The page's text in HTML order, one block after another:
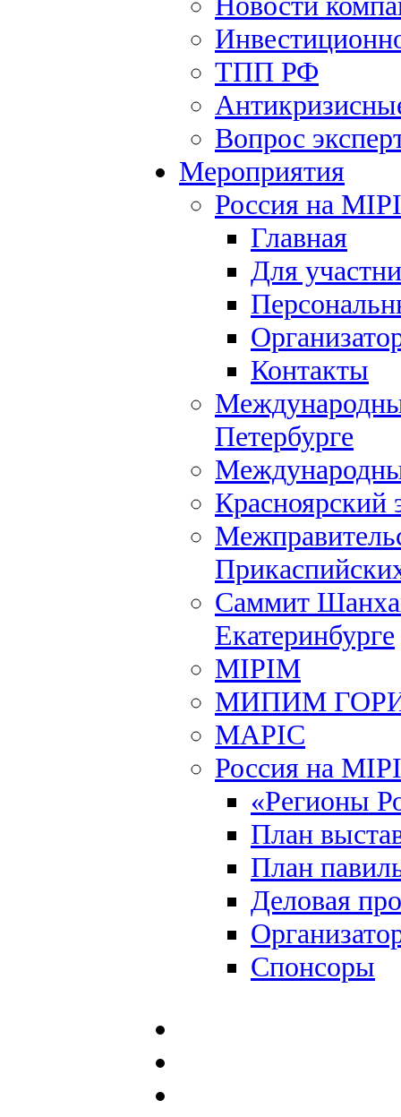
ТПП РФ
Вопрос
Мероприятия
Россия на
Главная
Для
Контакты
Петербурге
Красноярский
Саммит
Екатеринбурге
MIPIM
МИПИМ
MAPIC
Россия на
«Регионы
План
План
Деловая
Спонсоры